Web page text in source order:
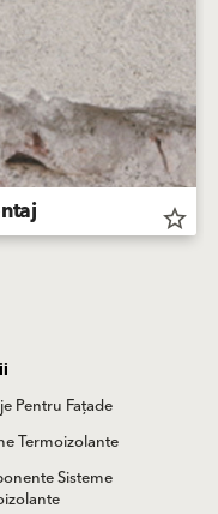
star_border
Pentru Fațade
Termoizolante
Sisteme